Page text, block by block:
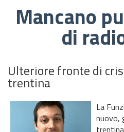
Mancano
di
Ulteriore fronte di
trentina
La
nuovo,